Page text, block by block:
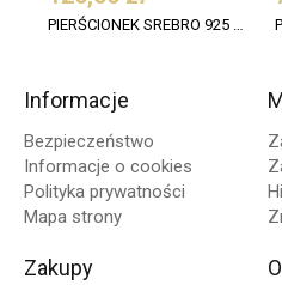
PIERŚCIONEK SREBRO 925 BURSZTYN KONIAK OWAL OKSYDOWANY
Informacje
Bezpieczeństwo
Informacje o cookies
Polityka prywatności
Mapa strony
Zakupy